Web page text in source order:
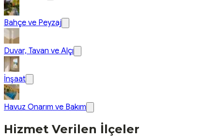
Bahçe ve Peyzaj
Duvar, Tavan ve Alçı
İnşaat
Havuz Onarım ve Bakım
Hizmet Verilen İlçeler